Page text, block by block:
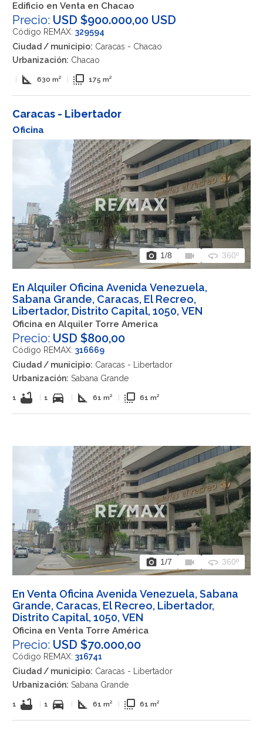
Edificio en Venta en Chacao
Precio: USD $900.000,00 USD
Código REMAX: 329594
Ciudad / municipio: Caracas - Chacao
Urbanización: Chacao
square_foot 630 m² flip_to_front 175 m²
Caracas - Libertador
Oficina
photo_camera 1/8 videocam 360 360º
En Alquiler Oficina Avenida Venezuela,
Sabana Grande, Caracas, El Recreo,
Libertador, Distrito Capital, 1050, VEN
Oficina en Alquiler Torre America
Precio: USD $800,00
Código REMAX: 316669
Ciudad / municipio: Caracas - Libertador
Urbanización: Sabana Grande
1 bathtub 1 directions_car square_foot 61 m² flip_to_front 61 m²
photo_camera 1/7 videocam 360 360º
En Venta Oficina Avenida Venezuela, Sabana
Grande, Caracas, El Recreo, Libertador,
Distrito Capital, 1050, VEN
Oficina en Venta Torre América
Precio: USD $70.000,00
Código REMAX: 316741
Ciudad / municipio: Caracas - Libertador
Urbanización: Sabana Grande
1 bathtub 1 directions_car square_foot 61 m² flip_to_front 61 m²